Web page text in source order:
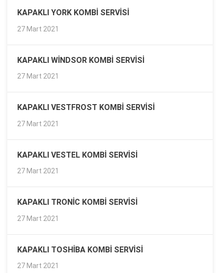
KAPAKLI YORK KOMBI SERVISI
27 Mart 2021
KAPAKLI WINDSOR KOMBI SERVISI
27 Mart 2021
KAPAKLI VESTFROST KOMBI SERVISI
27 Mart 2021
KAPAKLI VESTEL KOMBI SERVISI
27 Mart 2021
KAPAKLI TRONIC KOMBI SERVISI
27 Mart 2021
KAPAKLI TOSHIBA KOMBI SERVISI
27 Mart 2021